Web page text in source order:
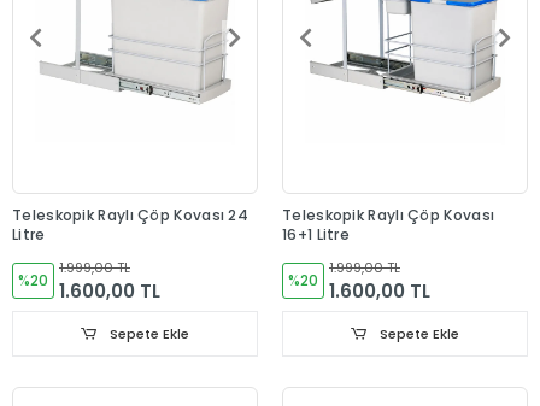
Teleskopik Raylı Çöp Kovası 24
Litre
%20
1.999,00 TL
1.600,00 TL
Sepete Ekle
Teleskopik Raylı Çöp Kovası
16+1 Litre
%20
1.999,00 TL
1.600,00 TL
Sepete Ekle